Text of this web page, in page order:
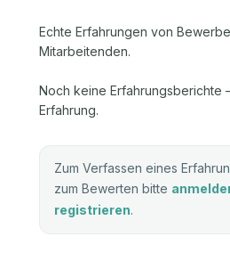
Echte Erfahrungen von
Mitarbeitenden.
Noch keine Erfahrungsberichte
Erfahrung.
Zum Verfassen eines
zum Bewerten bitte
registrieren.